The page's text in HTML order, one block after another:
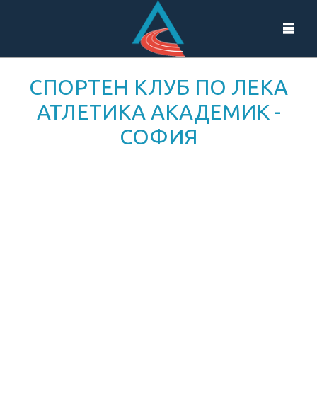
СПОРТЕН КЛУБ ПО ЛЕКА
АТЛЕТИКА АКАДЕМИК -
СОФИЯ